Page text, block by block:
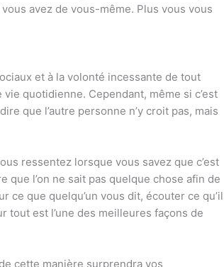
avez de vous-même. Plus vous vous
et à la volonté incessante de tout
quotidienne. Cependant, même si c’est
que l’autre personne n’y croit pas, mais
ressentez lorsque vous savez que c’est
que l’on ne sait pas quelque chose afin de
que quelqu’un vous dit, écouter ce qu’il
tout est l’une des meilleures façons de
cette manière surprendra vos